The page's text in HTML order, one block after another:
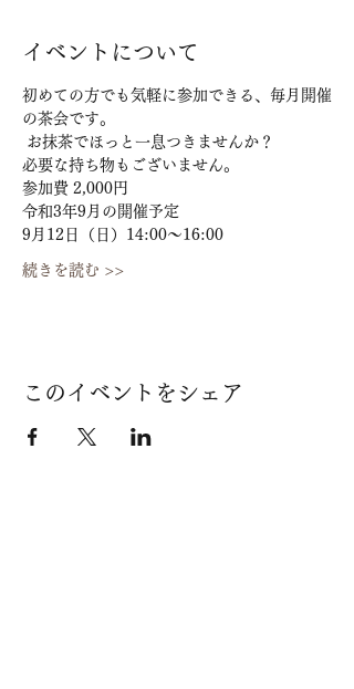
イベントについて
初めての方でも気軽に参加できる、毎月開催
の茶会です。
お抹茶でほっと一息つきませんか？
必要な持ち物もございません。
参加費 2,000円
令和3年9月の開催予定
9月12日（日）14:00～16:00
続きを読む >>
このイベントをシェア